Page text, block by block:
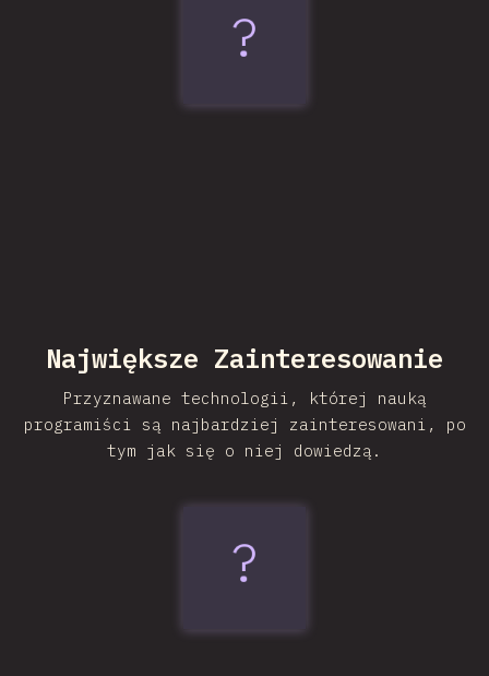
?
Vite
Największe Zainteresowanie
Przyznawane technologii, której nauką
programiści są najbardziej zainteresowani, po
tym jak się o niej dowiedzą.
?
Vitest